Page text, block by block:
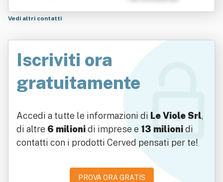
Vedi altri contatti
Iscriviti ora
gratuitamente
Accedi a tutte le informazioni di Le Viole Srl,
di altre 6 milionidi imprese e 13 milionidi
contatti con i prodotti Cerved pensati per te!
PROVA ORA GRATIS